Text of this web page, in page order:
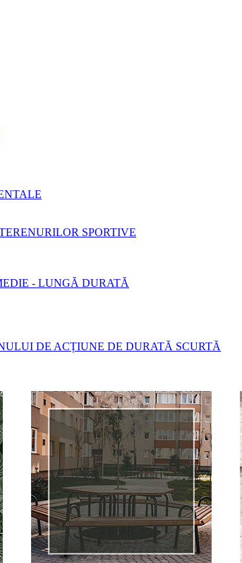
SPORTIVE
- LUNGĂ DURATĂ
DE ACȚIUNE DE DURATĂ SCURTĂ